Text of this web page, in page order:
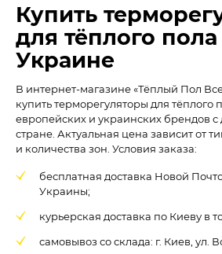
Купить
для тёплого
Украине
В интернет-магазине «Тёплый Пол
купить терморегуляторы для тёплого
европейских и украинских брендов с
стране. Актуальная цена зависит от
и количества зон. Условия заказа:
бесплатная доставка Новой
Украины;
курьерская доставка по Киеву в
самовывоз со склада: г. Киев, ул.